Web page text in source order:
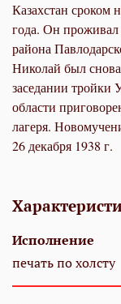
Казахстан сроком
года. Он проживал
района
Николай был снова
заседании
области
лагеря.
26 декабря 1938 г.
Исполнение
печать по холсту